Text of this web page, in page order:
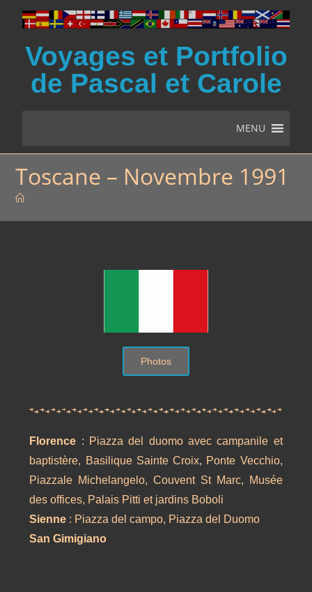
Voyages et Portfolio
de Pascal et Carole
MENU
Toscane – Novembre 1991
Photos
Florence : Piazza del duomo avec campanile et
baptistère, Basilique Sainte Croix, Ponte Vecchio,
Piazzale Michelangelo, Couvent St Marc, Musée
des offices, Palais Pitti et jardins Boboli
Sienne : Piazza del campo, Piazza del Duomo
San Gimigiano